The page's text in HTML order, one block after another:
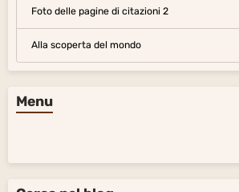
Foto delle pagine di citazioni 2
Alla scoperta del mondo
Menu